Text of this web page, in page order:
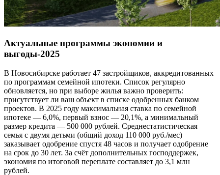
Актуальные программы экономии и
выгоды-2025
В Новосибирске работает 47 застройщиков, аккредитованных
по программам семейной ипотеки. Список регулярно
обновляется, но при выборе жилья важно проверить:
присутствует ли ваш объект в списке одобренных банком
проектов. В 2025 году максимальная ставка по семейной
ипотеке — 6,0%, первый взнос — 20,1%, а минимальный
размер кредита — 500 000 рублей. Среднестатистическая
семья с двумя детьми (общий доход 110 000 руб./мес)
заказывает одобрение спустя 48 часов и получает одобрение
на срок до 30 лет. За счёт дополнительных господдержек,
экономия по итоговой переплате составляет до 3,1 млн
рублей.